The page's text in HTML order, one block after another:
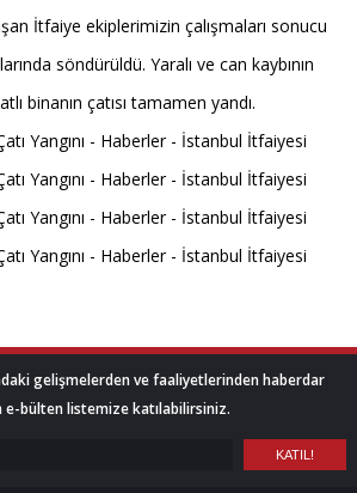
İtfaiye ekiplerimizin çalışmaları sonucu
söndürüldü. Yaralı ve can kaybının
binanın çatısı tamamen yandı.
gelişmelerden ve faaliyetlerinden haberdar
e-bülten listemize katılabilirsiniz.